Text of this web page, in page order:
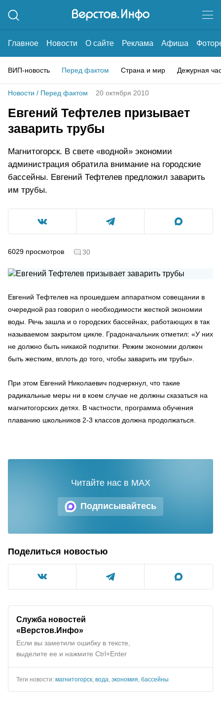
Главное Новости О сайте Реклама Афиша
ВИП-новость Перед фактом Страна и мир Дежурная
Новости / Перед фактом 20 октября 2010
Евгений Тефтелев призывает
заварить трубы
Магнитогорск. В свете «водной» экономии
администрация обратила внимание на городские
бассейны. Евгений Тефтелев предложил заварить
им трубы.
6029 просмотров 30
Евгений Тефтелев на прошедшем аппаратном совещании в
очередной раз говорил о необходимости жесткой экономии
воды. Речь зашла и о городских бассейнах, работающих в так
называемом закрытом цикле. Градоначальник отметил: «У них
не должно быть никакой подпитки. Режим экономии должен
быть жестким, вплоть до того, чтобы заварить им трубы».
При этом Евгений Николаевич подчеркнул, что такие
радикальные меры ни в коем случае не должны сказаться на
магнитогорских детях. В частности, программа обучения
плаванию школьников 2-3 классов должна продолжаться.
Подписывайтесь
Читайте нас в MAX
Поделиться новостью
Служба новостей
«Верстов.Инфо»
Если вы заметили ошибку в тексте,
выделите ее и нажмите Ctrl+Enter
Теги новости: магнитогорск вода экономия бассейны